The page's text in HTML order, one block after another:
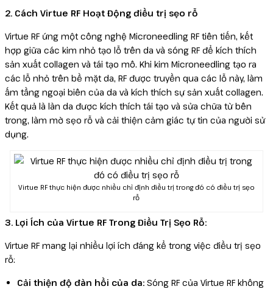
2. Cách Virtue RF Hoạt Động điều trị sẹo rỗ
Virtue RF ứng một công nghệ Microneedling RF tiên tiến, kết
hợp giữa các kim nhỏ tạo lỗ trên da và sóng RF để kích thích
sản xuất collagen và tái tạo mô. Khi kim Microneedling tạo ra
các lỗ nhỏ trên bề mặt da, RF được truyền qua các lỗ này, làm
ấm tầng ngoại biên của da và kích thích sự sản xuất collagen.
Kết quả là làn da được kích thích tái tạo và sửa chữa từ bên
trong, làm mờ sẹo rỗ và cải thiện cảm giác tự tin của người sử
dụng.
Virtue RF thực hiện được nhiều chỉ định điều trị trong đó có điều trị sẹo
rỗ
3. Lợi Ích của Virtue RF Trong Điều Trị Sẹo Rỗ:
Virtue RF mang lại nhiều lợi ích đáng kể trong việc điều trị sẹo
rỗ:
Cải thiện độ đàn hồi của da:Sóng RF của Virtue RF không